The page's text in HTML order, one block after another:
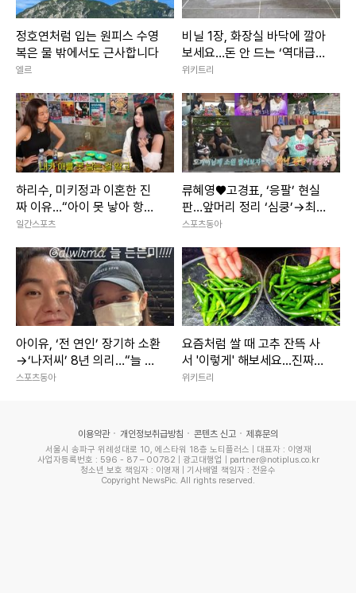
정호연처럼 입는 원피스 수영
복은 물 밖에서도 근사합니다
엘르
비닐 1장, 화장실 바닥에 깔아
보세요…돈 안 드는 ‘역대급
꼼수’ 발견
위키트리
하리수, 미키정과 이혼한 진
짜 이유…“아이 못 낳아 항상
미안했다”
일간스포츠
류혜영♥고경표, ‘응팔’ 현실
판…앞머리 정리 ‘심쿵’→최고
7.8% (나혼산)
스포츠동아
아이유, ‘전 연인’ 장기하 소환
→‘나저씨’ 8년 의리…“늘 든
든” [SD톡톡]
스포츠동아
요즘처럼 쌀 때 고추 잔뜩 사
서 '이렇게' 해보세요...진짜
'밥도둑'이라 인정합니다
위키트리
이용약관 개인정보취급방침 콘텐츠 신고 제휴문의
서울시 송파구 위례성대로 10, 에스타워 18층 노티플러스 | 대표자 : 이영재
사업자등록번호 : 596 - 87 – 00782 | 광고대행업 | partner@notiplus.co.kr
청소년 보호 책임자 : 이영재 | 기사배열 책임자 : 전윤수
Copyright NewsPic. All rights reserved.